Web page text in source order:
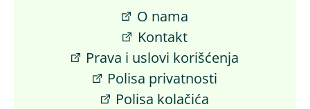
O nama
Kontakt
Prava i uslovi korišćenja
Polisa privatnosti
Polisa kolačića